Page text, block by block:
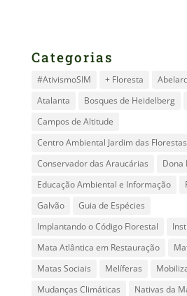
Categorias
#AtivismoSIM + Floresta
Atalanta
Bosques de Heidelberg
Campos de Altitude
Centro Ambiental Jardim das Florestas
Conservador das Araucárias
Dona
Educação Ambiental e Informação
Galvão
Guia de Espécies
Implantando o Código Florestal
Mata Atlântica em Restauração
Matas Sociais
Melíferas
Mudanças Climáticas
Nativas da